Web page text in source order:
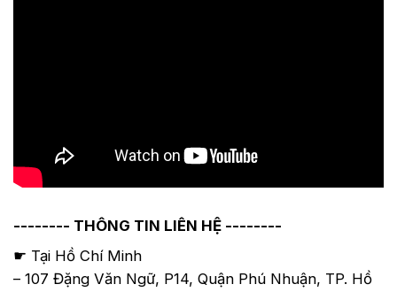
-------- THÔNG TIN LIÊN HỆ --------
☛ Tại Hồ Chí Minh
– 107 Đặng Văn Ngữ, P14, Quận Phú Nhuận, TP. Hồ